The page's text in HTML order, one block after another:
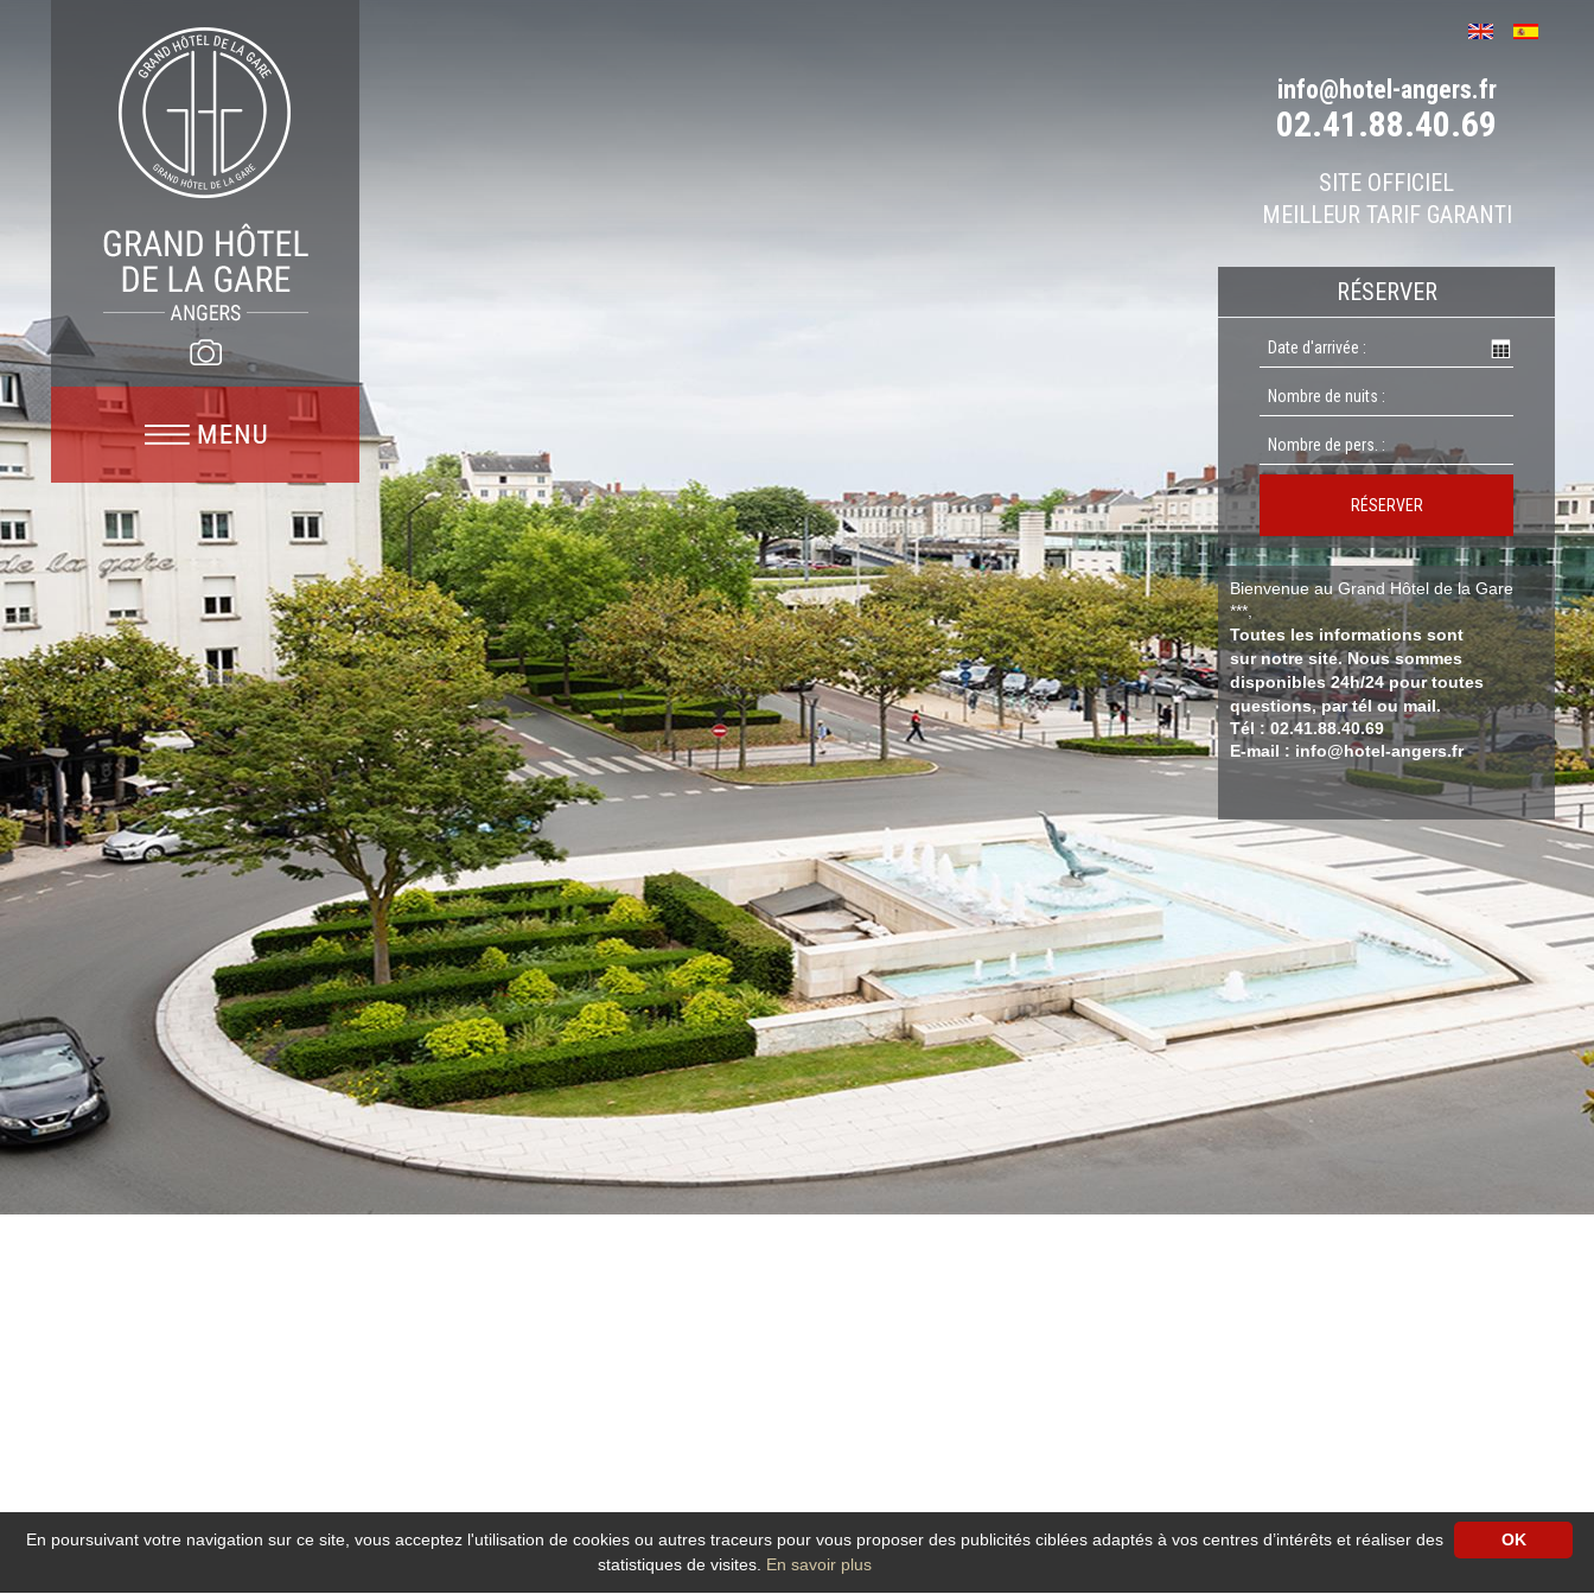
info@hotel-angers.fr
02.41.88.40.69
SITE OFFICIEL
MEILLEUR TARIF GARANTI
RÉSERVER
RÉSERVER
Bienvenue au Grand Hôtel de la Gare
***,
Toutes les informations sont
sur notre site. Nous sommes
disponibles 24h/24 pour toutes
questions, par tél ou mail.
Tél : 02.41.88.40.69
E-mail : info@hotel-angers.fr
OK
En poursuivant votre navigation sur ce site, vous acceptez l'utilisation de cookies ou autres traceurs pour vous proposer des publicités ciblées adaptés à vos centres d’intérêts et réaliser des
statistiques de visites. En savoir plus